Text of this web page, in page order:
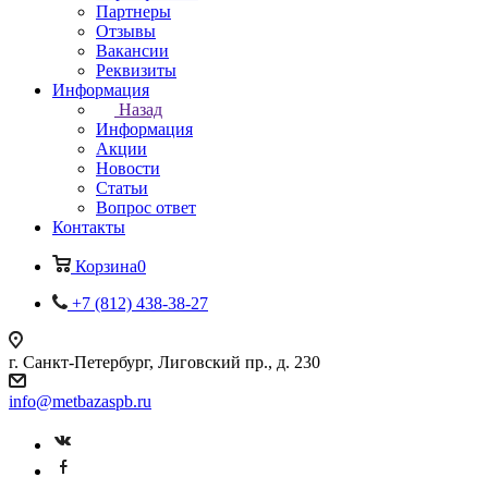
Партнеры
Отзывы
Вакансии
Реквизиты
Информация
Назад
Информация
Акции
Новости
Статьи
Вопрос ответ
Контакты
Корзина0
+7 (812) 438-38-27
г. Санкт-Петербург, Лиговский пр., д. 230
info@metbazaspb.ru